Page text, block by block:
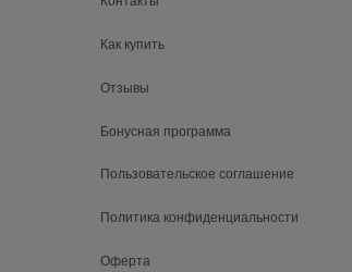
Как купить
Отзывы
Бонусная программа
Пользовательское соглашение
Политика конфиденциальности
Оферта